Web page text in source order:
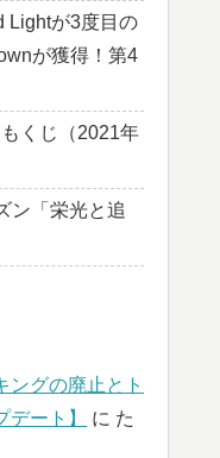
Lightが3度目の
が獲得！第4
くじ（2021年
ン「栄光と追
ングの廃止とト
ート】
に た